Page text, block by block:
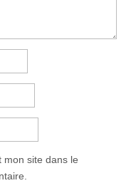
mon site dans le